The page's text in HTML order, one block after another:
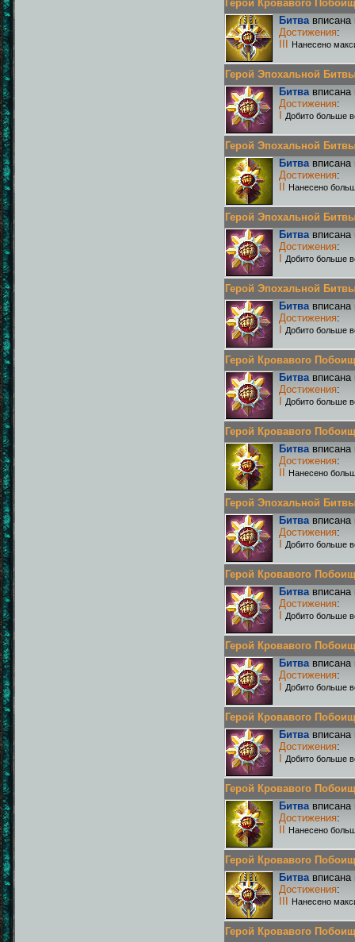
Герой Кровавого
Битвавписана
Достижения:
Нанесено
Герой Эпохальной
Битвавписана
Достижения:
Добито больше
Герой Эпохальной
Битвавписана
Достижения:
Нанесено
Герой Эпохальной
Битвавписана
Достижения:
Добито больше
Герой Эпохальной
Битвавписана
Достижения:
Добито больше
Герой Кровавого
Битвавписана
Достижения:
Добито больше
Герой Кровавого
Битвавписана
Достижения:
Нанесено
Герой Эпохальной
Битвавписана
Достижения:
Добито больше
Герой Кровавого
Битвавписана
Достижения:
Добито больше
Герой Кровавого
Битвавписана
Достижения:
Добито больше
Герой Кровавого
Битвавписана
Достижения:
Добито больше
Герой Кровавого
Битвавписана
Достижения:
Нанесено
Герой Кровавого
Битвавписана
Достижения:
Нанесено
Герой Кровавого